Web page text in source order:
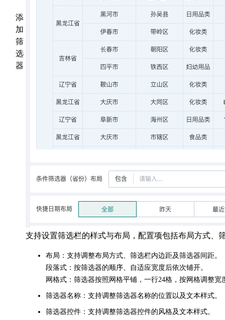
添
加
筛
选
器
支持设置筛选栏的样式与布局，配置项包括布局方式、
布局：支持调整布局方式、筛选栏内边距及筛选器间距。
段落式：按筛选器的顺序、自适应宽度后依次铺开。
网格式：筛选器按照网格平铺，一行24格，按网格调整宽
筛选器名称：支持调整筛选器名称的位置以及文本样式。
筛选器控件：支持调整筛选器控件的风格及文本样式。